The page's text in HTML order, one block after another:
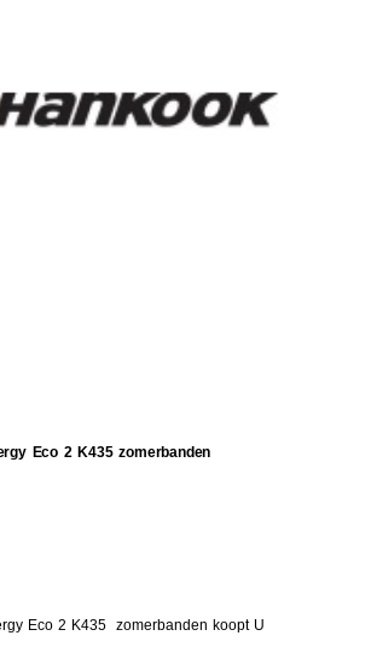
Eco 2 K435 zomerbanden
Eco 2 K435 zomerbanden koopt U